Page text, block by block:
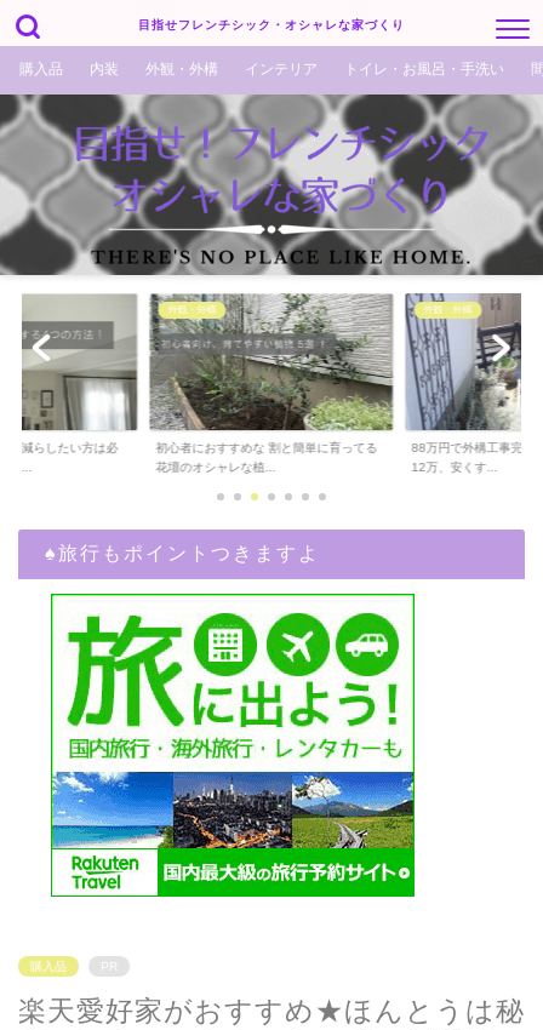
目指せフレンチシック・オシャレな家づくり
購入品 内装 外観・外構 インテリア トイレ・お風呂・手洗い
も減らしたい方は必
ら...
外観・外構
初心者におすすめな 割と簡単に育ってる
花壇のオシャレな植...
外観・外構
88万円で外構工事完了
12万、安くす...
♠︎旅行もポイントつきますよ
購入品 PR
楽天愛好家がおすすめ★ほんとうは秘